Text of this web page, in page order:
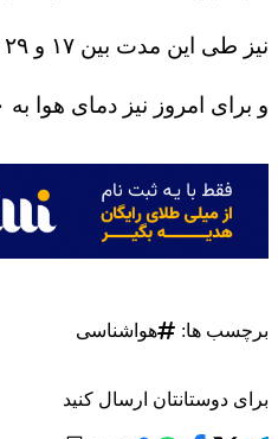
و برای امروز نیز دمای هوا به ۳۰ درجه می‌رسد.
برچسب ها: هواشناسی
برای دوستانتان ارسال کنید